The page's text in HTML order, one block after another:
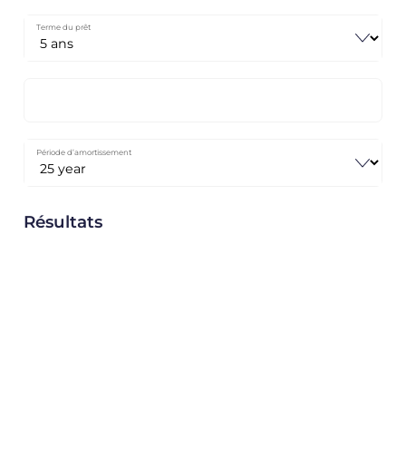
Terme du prêt
Période d’amortissement
Résultats